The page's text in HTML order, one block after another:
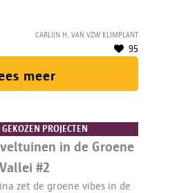
Carlijn H. van vzw klimplant
95
meer
PROJECTEN
in de Groene
Vallei #2
zet de groene vibes in de